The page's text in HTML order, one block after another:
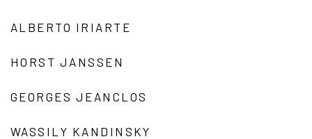
ALBERTO IRIARTE
HORST JANSSEN
GEORGES JEANCLOS
WASSILY KANDINSKY